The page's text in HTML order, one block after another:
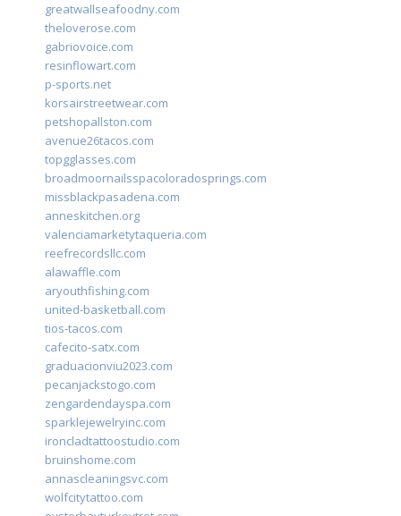
greatwallseafoodny.com
theloverose.com
gabriovoice.com
resinflowart.com
p-sports.net
korsairstreetwear.com
petshopallston.com
avenue26tacos.com
topgglasses.com
broadmoornailsspacoloradosprings.com
missblackpasadena.com
anneskitchen.org
valenciamarketytaqueria.com
reefrecordsllc.com
alawaffle.com
aryouthfishing.com
united-basketball.com
tios-tacos.com
cafecito-satx.com
graduacionviu2023.com
pecanjackstogo.com
zengardendayspa.com
sparklejewelryinc.com
ironcladtattoostudio.com
bruinshome.com
annascleaningsvc.com
wolfcitytattoo.com